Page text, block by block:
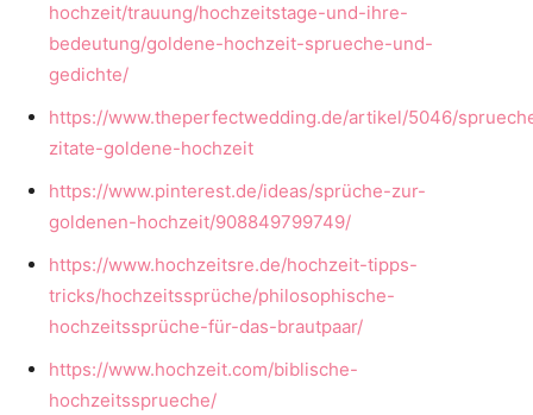
hochzeit/trauung/hochzeitstage-und-ihre-
bedeutung/goldene-hochzeit-sprueche-und-
gedichte/
https://www.theperfectwedding.de/artikel/5046/
zitate-goldene-hochzeit
https://www.pinterest.de/ideas/sprüche-zur-
goldenen-hochzeit/908849799749/
https://www.hochzeitsre.de/hochzeit-tipps-
tricks/hochzeitssprüche/philosophische-
hochzeitssprüche-für-das-brautpaar/
https://www.hochzeit.com/biblische-
hochzeitssprueche/